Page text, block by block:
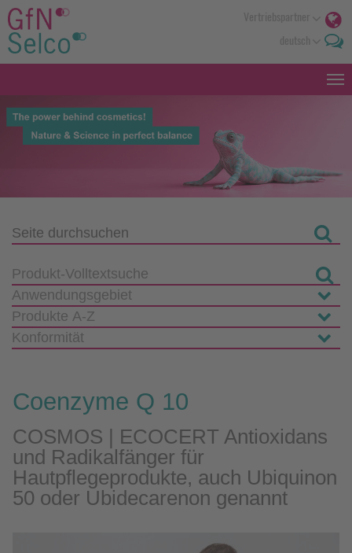
Coenzyme Q 10
COSMOS | ECOCERT Antioxidans
und Radikalfänger für
Hautpflegeprodukte, auch Ubiquinon
50 oder Ubidecarenon genannt